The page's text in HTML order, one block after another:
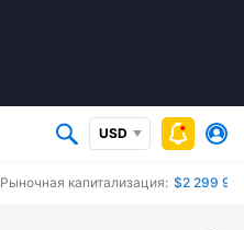
USD
Рыночная капитализация: $2 299